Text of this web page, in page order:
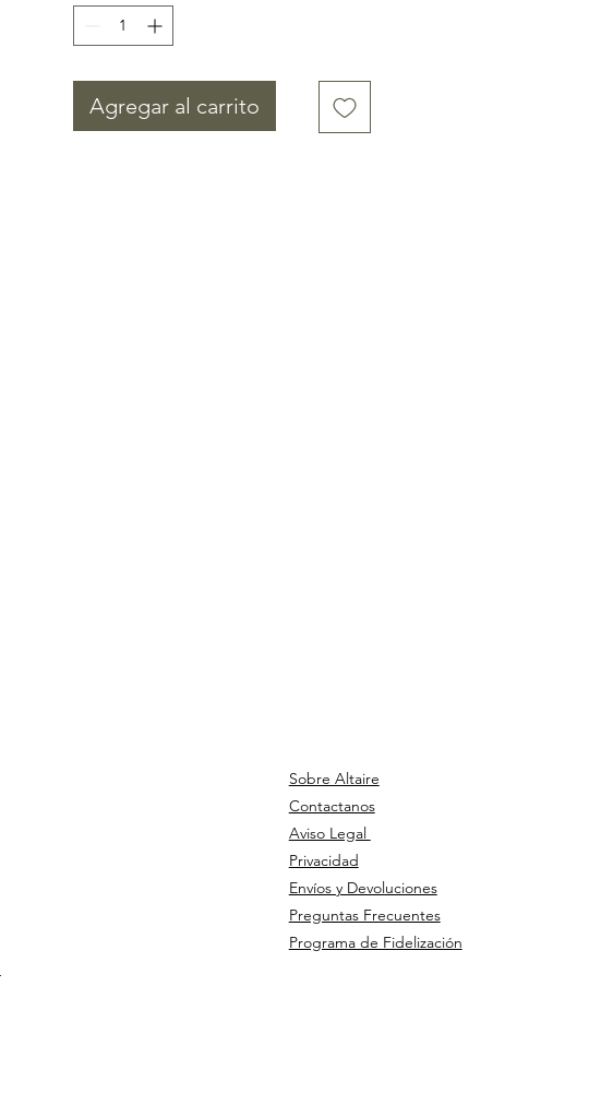
Agregar al carrito
Sobre Altaire
Contactanos
Aviso Legal
Privacidad
Envíos y Devoluciones
Preguntas Frecuentes
Programa de Fidelización